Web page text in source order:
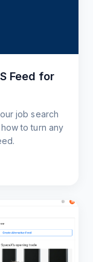
Feed for
job search
to turn any